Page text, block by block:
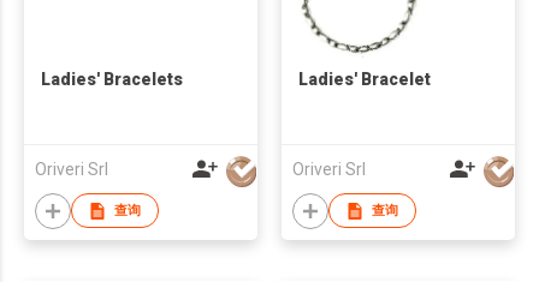
Ladies' Bracelets
Oriveri Srl
查询
Ladies' Bracelet
Oriveri Srl
查询